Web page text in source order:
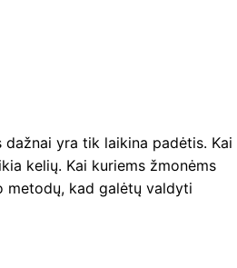
yra tik laikina padėtis. Kai
kelių. Kai kuriems žmonėms
kad galėtų valdyti